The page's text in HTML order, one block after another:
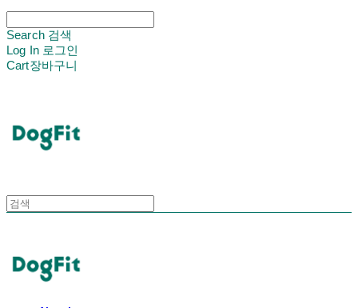
Search 검색
Log In 로그인
Cart장바구니